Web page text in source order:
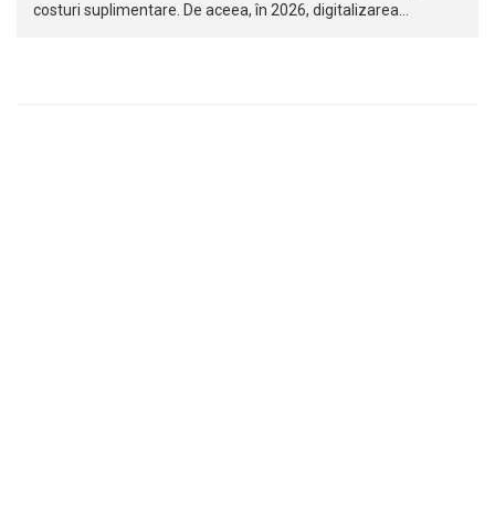
costuri suplimentare. De aceea, în 2026, digitalizarea…